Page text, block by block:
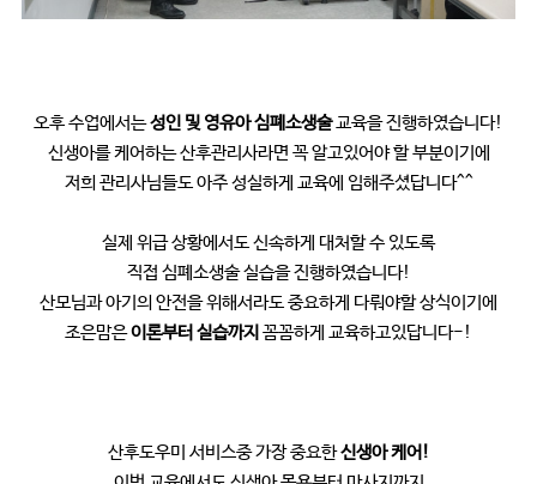
오후 수업에서는성인 및 영유아 심폐소생술교육을 진행하였습니다!
신생아를 케어하는 산후관리사라면 꼭 알고있어야 할 부분이기에
저희 관리사님들도 아주 성실하게 교육에 임해주셨답니다^^
실제 위급 상황에서도 신속하게 대처할 수 있도록
직접 심폐소생술 실습을 진행하였습니다!
산모님과 아기의 안전을 위해서라도 중요하게 다뤄야할 상식이기에
조은맘은이론부터 실습까지 꼼꼼하게 교육하고있답니다-!
산후도우미 서비스중 가장 중요한신생아 케어!